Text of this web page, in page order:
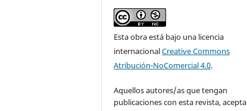
Esta obra está bajo una licencia
internacionalCreative Commons
Atribución-NoComercial 4.0.
Aquellos autores/as que tengan
publicaciones con esta revista,